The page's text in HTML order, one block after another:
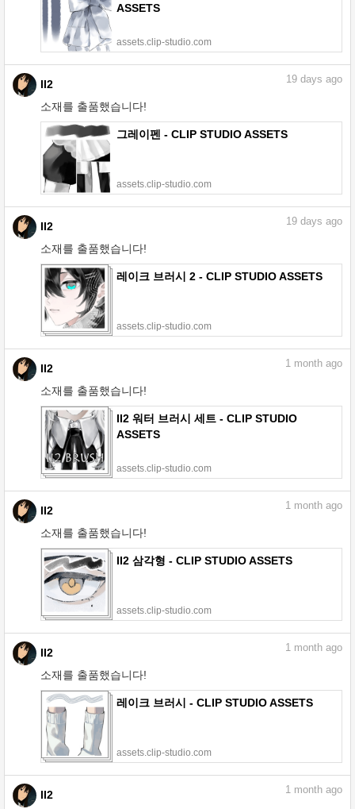
ASSETS
assets.clip-studio.com
II2
소재를 출품했습니다!
19 days ago
그레이펜 - CLIP STUDIO ASSETS
assets.clip-studio.com
II2
소재를 출품했습니다!
19 days ago
레이크 브러시 2 - CLIP STUDIO ASSETS
assets.clip-studio.com
II2
소재를 출품했습니다!
1 month ago
II2 워터 브러시 세트 - CLIP STUDIO
ASSETS
assets.clip-studio.com
II2
소재를 출품했습니다!
1 month ago
II2 삼각형 - CLIP STUDIO ASSETS
assets.clip-studio.com
II2
소재를 출품했습니다!
1 month ago
레이크 브러시 - CLIP STUDIO ASSETS
assets.clip-studio.com
II2
1 month ago